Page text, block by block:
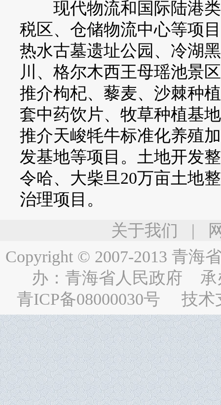
现代物流和国际陆港类
税区、仓储物流中心等项
热水古墓遗址公园、冷湖
川、格尔木西王母瑶池景
推介枸杞、藜麦、沙棘种
套中药饮片、牧草种植基
推介天峻牦牛标准化养殖
发基地等项目。土地开发
令哈、大柴旦20万亩土地
治理项目。
关于我们 |
Copyright © 2007-2013 青海
办： 青海省人民政府 承
青ICP备08000030号 技术